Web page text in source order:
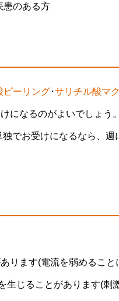
患のある方
ピーリング･サリチル酸マ
になるのがよいでしょう。
でお受けになるなら、
ります(電流を弱めること
生じることがあります(刺